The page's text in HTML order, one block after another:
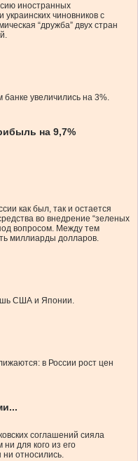
иностранных
чиновников с
“дружба” двух стран
увеличились на 3%.
на 9,7%
как был, так и остается
во внедрение “зеленых
вопросом. Между тем
миллиарды долларов.
США и Японии.
в России рост цен
соглашений сияла
для кого из его
ни относились.